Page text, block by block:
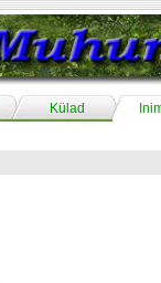
Külad